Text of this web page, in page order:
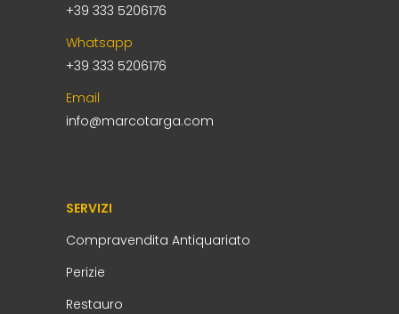
+39 333 5206176
Whatsapp
+39 333 5206176
Email
info@marcotarga.com
SERVIZI
Compravendita Antiquariato
Perizie
Restauro